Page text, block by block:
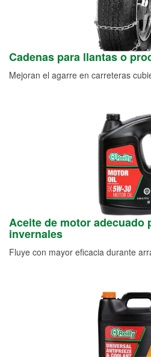
Cadenas para llantas o
Mejoran el agarre en carreteras
Aceite de motor adecuado
invernales
Fluye con mayor eficacia durante